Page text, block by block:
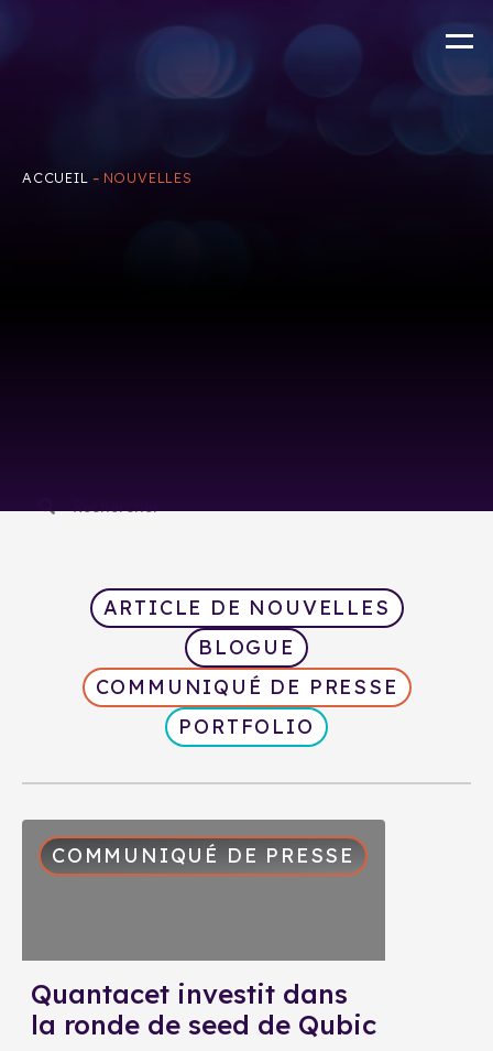
ACCUEIL - NOUVELLES
ARTICLE DE NOUVELLES
BLOGUE
COMMUNIQUÉ DE PRESSE
PORTFOLIO
COMMUNIQUÉ DE PRESSE
Quantacet investit dans
la ronde de seed de Qubic